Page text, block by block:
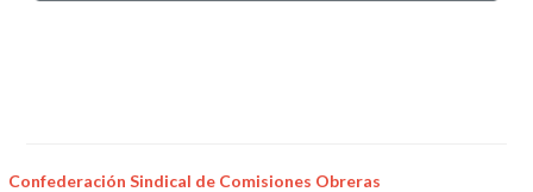
Confederación Sindical de Comisiones Obreras